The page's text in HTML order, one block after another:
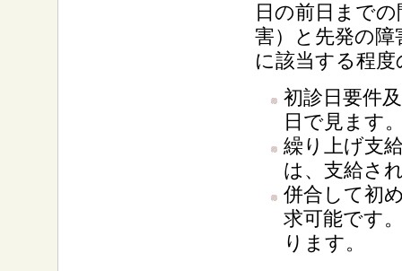
日の前日まで
害）と先発の
に該当する程
初診日要件
日で見ます
繰り上げ支
は、支給さ
併合して初
求可能です
ります。